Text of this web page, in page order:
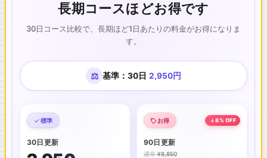
長期コースほどお得です
30日コース比較で、長期ほど1日あたりの料金がお得になりま
す。
⚖ 基準：30日 2,950円
標準
30日更新
お得 8% OFF
90日更新
通常¥8,850